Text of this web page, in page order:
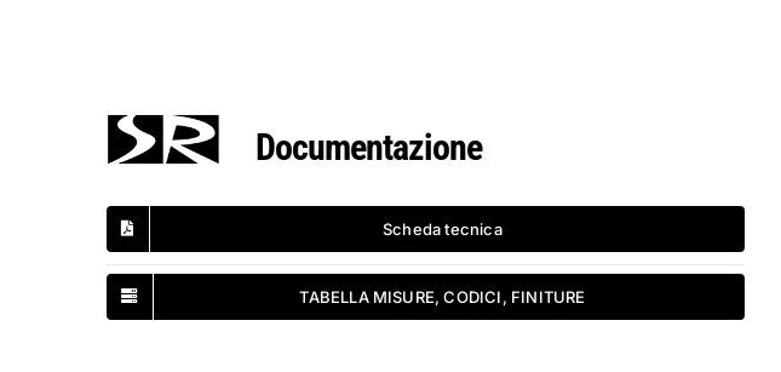
Documentazione
Scheda tecnica
TABELLA MISURE, CODICI, FINITURE